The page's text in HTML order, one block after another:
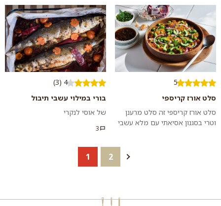
למנה טבעונית מנצחת להכנה
מהירה...
5
סלט אורז קריספי
סלט אורז קריספי זה סלט מרענן
וטרי בסגנון אסיאתי עם מלא עשבי
4 (3)
בורי במילוי עשבי תיבול
של אוסי לנקרי
3
1 2